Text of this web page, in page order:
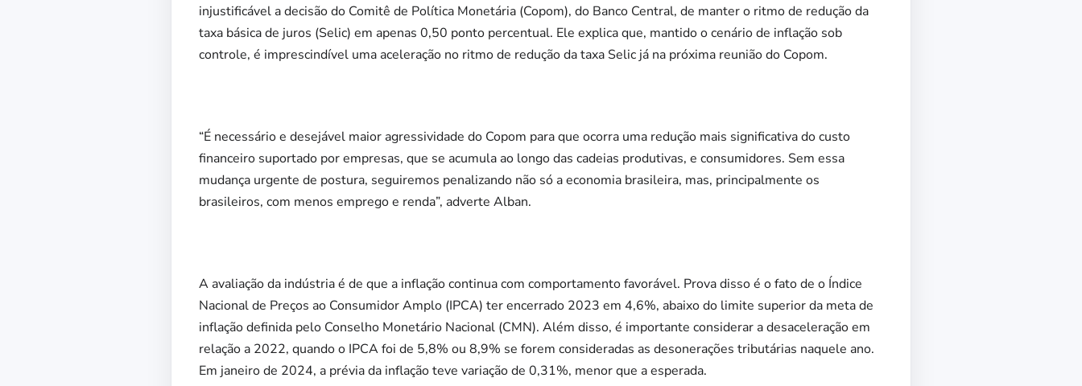
injustificável a decisão do Comitê de Política Monetária (Copom), do Banco Central, de manter o ritmo de redução da
taxa básica de juros (Selic) em apenas 0,50 ponto percentual. Ele explica que, mantido o cenário de inflação sob
controle, é imprescindível uma aceleração no ritmo de redução da taxa Selic já na próxima reunião do Copom.
“É necessário e desejável maior agressividade do Copom para que ocorra uma redução mais significativa do custo
financeiro suportado por empresas, que se acumula ao longo das cadeias produtivas, e consumidores. Sem essa
mudança urgente de postura, seguiremos penalizando não só a economia brasileira, mas, principalmente os
brasileiros, com menos emprego e renda”, adverte Alban.
A avaliação da indústria é de que a inflação continua com comportamento favorável. Prova disso é o fato de o Índice
Nacional de Preços ao Consumidor Amplo (IPCA) ter encerrado 2023 em 4,6%, abaixo do limite superior da meta de
inflação definida pelo Conselho Monetário Nacional (CMN). Além disso, é importante considerar a desaceleração em
relação a 2022, quando o IPCA foi de 5,8% ou 8,9% se forem consideradas as desonerações tributárias naquele ano.
Em janeiro de 2024, a prévia da inflação teve variação de 0,31%, menor que a esperada.